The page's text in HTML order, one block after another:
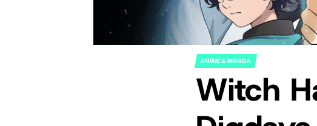
POSTED
IN
ANIME & MANGA
Witch